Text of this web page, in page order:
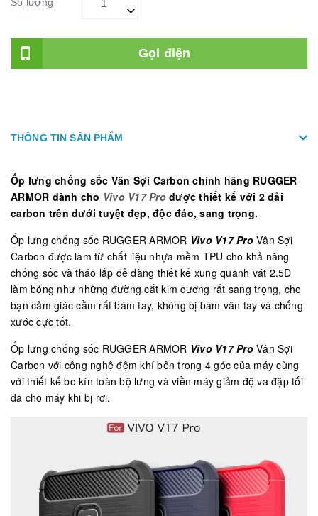
Gọi điện
THÔNG TIN SẢN PHẨM
Ốp lưng chống sốc Vân Sợi Carbon chính hãng RUGGER
ARMOR dành cho Vivo V17 Prođược thiết kế với 2 dải
carbon trên dưới tuyệt đẹp, độc đáo, sang trọng.
Ốp lưng chống sốc RUGGER ARMOR Vivo V17 Pro Vân Sợi
Carbon được làm từ chất liệu nhựa mềm TPU cho khả năng
chống sốc và tháo lắp dễ dàng thiết kế xung quanh vát 2.5D
làm bóng như những đường cắt kim cương rất sang trọng, cho
bạn cảm giác cầm rất bám tay, không bị bám vân tay và chống
xước cực tốt.
Ốp lưng chống sốc RUGGER ARMOR Vivo V17 ProVân Sợi
Carbon với công nghệ đệm khí bên trong 4 góc của máy cùng
với thiết kế bo kín toàn bộ lưng và viền máy giảm độ va đập tối
đa cho máy khi bị rơi.